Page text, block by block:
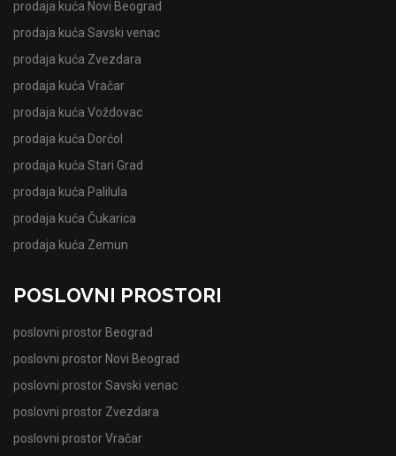
prodaja kuća Novi Beograd
prodaja kuća Savski venac
prodaja kuća Zvezdara
prodaja kuća Vračar
prodaja kuća Voždovac
prodaja kuća Dorćol
prodaja kuća Stari Grad
prodaja kuća Palilula
prodaja kuća Čukarica
prodaja kuća Zemun
POSLOVNI PROSTORI
poslovni prostor Beograd
poslovni prostor Novi Beograd
poslovni prostor Savski venac
poslovni prostor Zvezdara
poslovni prostor Vračar